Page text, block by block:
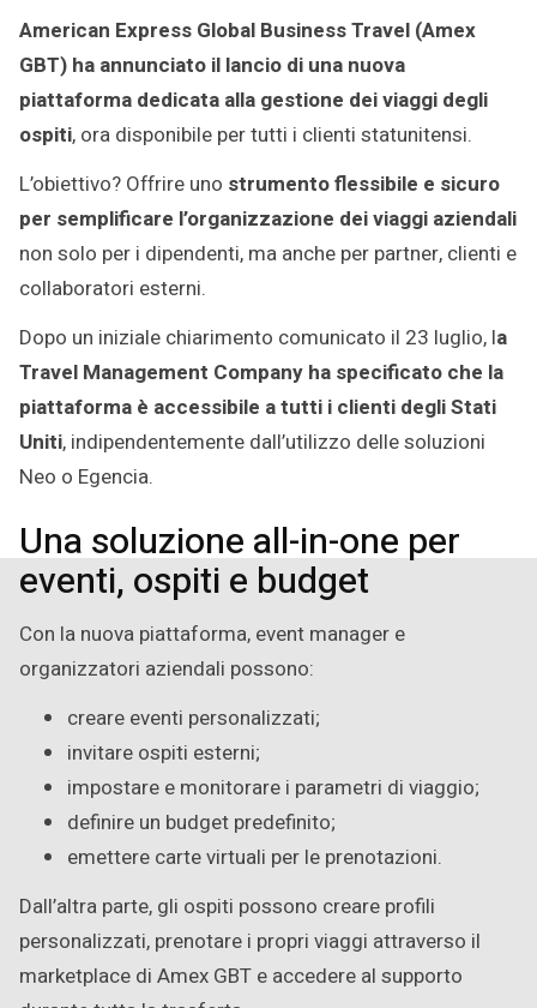
2025
American Express Global Business Travel (Amex
GBT) ha annunciato il lancio di una nuova
piattaforma dedicata alla gestione dei viaggi degli
ospiti, ora disponibile per tutti i clienti statunitensi.
L’obiettivo? Offrire uno strumento flessibile e sicuro
per semplificare l’organizzazione dei viaggi aziendali
non solo per i dipendenti, ma anche per partner, clienti e
collaboratori esterni.
Dopo un iniziale chiarimento comunicato il 23 luglio, la
Travel Management Company ha specificato che la
piattaforma è accessibile a tutti i clienti degli Stati
Uniti, indipendentemente dall’utilizzo delle soluzioni
Neo o Egencia.
Una soluzione all-in-one per
eventi, ospiti e budget
Con la nuova piattaforma, event manager e
organizzatori aziendali possono:
creare eventi personalizzati;
invitare ospiti esterni;
impostare e monitorare i parametri di viaggio;
definire un budget predefinito;
emettere carte virtuali per le prenotazioni.
Dall’altra parte, gli ospiti possono creare profili
personalizzati, prenotare i propri viaggi attraverso il
marketplace di Amex GBT e accedere al supporto